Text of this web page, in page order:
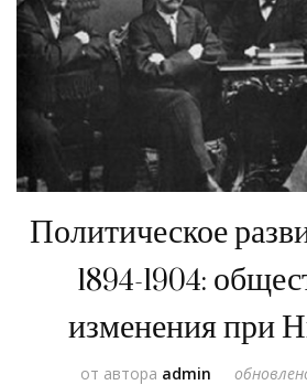
Политическое
1894-1904:
изменения при
от автора admin